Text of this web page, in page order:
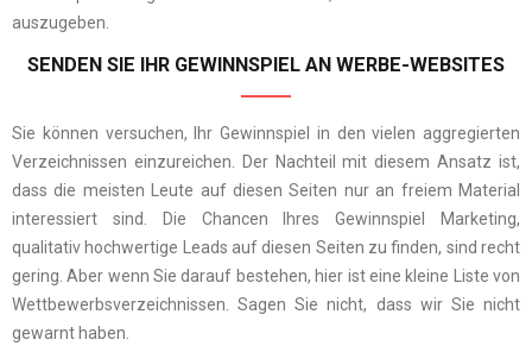
auszugeben.
SENDEN SIE IHR GEWINNSPIEL AN WERBE-WEBSITES
Sie können versuchen, Ihr Gewinnspiel in den vielen aggregierten
Verzeichnissen einzureichen. Der Nachteil mit diesem Ansatz ist,
dass die meisten Leute auf diesen Seiten nur an freiem Material
interessiert sind. Die Chancen Ihres Gewinnspiel Marketing,
qualitativ hochwertige Leads auf diesen Seiten zu finden, sind recht
gering. Aber wenn Sie darauf bestehen, hier ist eine kleine Liste von
Wettbewerbsverzeichnissen. Sagen Sie nicht, dass wir Sie nicht
gewarnt haben.